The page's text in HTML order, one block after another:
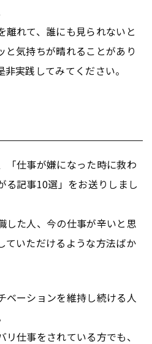
離れて、誰にも見られないと
と気持ちが晴れることがあり
実践してみてください。
「仕事が嫌になった時に救わ
る記事10選」をお送りしまし
した人、今の仕事が辛いと思
ていただけるような方法ばか
ベーションを維持し続ける人
仕事をされている方でも、